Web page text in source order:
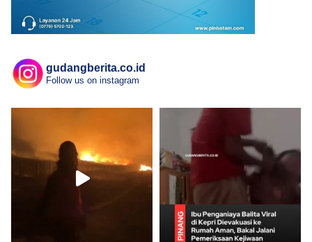
gudangberita.co.id
Follow us on instagram